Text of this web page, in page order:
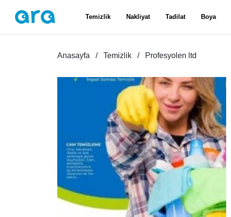
Temizlik Nakliyat Tadilat Boya
Anasayfa Temizlik Profesyolen ltd